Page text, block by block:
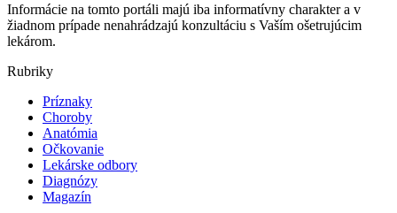
Informácie na tomto portáli majú iba informatívny charakter a v
žiadnom prípade nenahrádzajú konzultáciu s Vaším ošetrujúcim
lekárom.
Rubriky
Príznaky
Choroby
Anatómia
Očkovanie
Lekárske odbory
Diagnózy
Magazín